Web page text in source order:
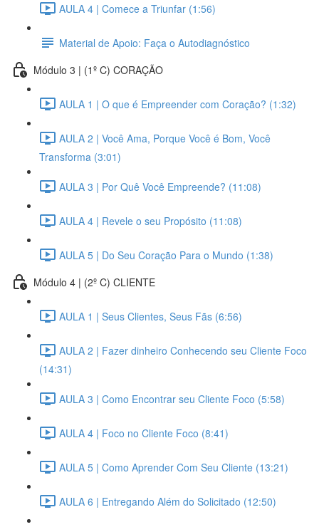
AULA 4 | Comece a Triunfar (1:56)
Material de Apoio: Faça o Autodiagnóstico
Módulo 3 | (1º C) CORAÇÃO
AULA 1 | O que é Empreender com Coração? (1:32)
AULA 2 | Você Ama, Porque Você é Bom, Você
Transforma (3:01)
AULA 3 | Por Quê Você Empreende? (11:08)
AULA 4 | Revele o seu Propósito (11:08)
AULA 5 | Do Seu Coração Para o Mundo (1:38)
Módulo 4 | (2º C) CLIENTE
AULA 1 | Seus Clientes, Seus Fãs (6:56)
AULA 2 | Fazer dinheiro Conhecendo seu Cliente Foco
(14:31)
AULA 3 | Como Encontrar seu Cliente Foco (5:58)
AULA 4 | Foco no Cliente Foco (8:41)
AULA 5 | Como Aprender Com Seu Cliente (13:21)
AULA 6 | Entregando Além do Solicitado (12:50)